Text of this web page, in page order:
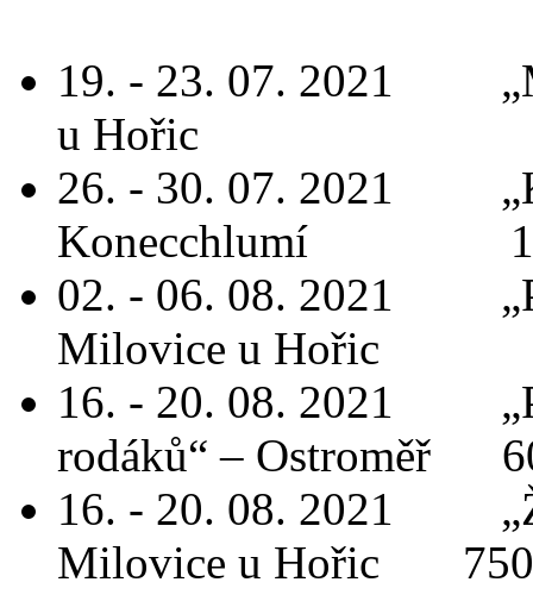
19. - 23. 07. 2021
u Hořic
26. - 30. 07. 2021
Konecchlumí
02. - 06. 08. 2021
Milovice u Hořic
16. - 20. 08. 2021
rodáků“ – Ostroměř
16. - 20. 08. 2021
Milovice u Hořic